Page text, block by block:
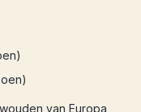
van Europa